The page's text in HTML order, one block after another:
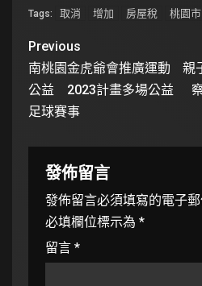
Tags: 取消 增加 房屋稅 桃園市
Previous
南桃園金虎爺會推廣運動
公益 2023計畫多場公益
足球賽事
親
發佈留言
發佈留言必須填寫的電子
必填欄位標示為 *
留言 *